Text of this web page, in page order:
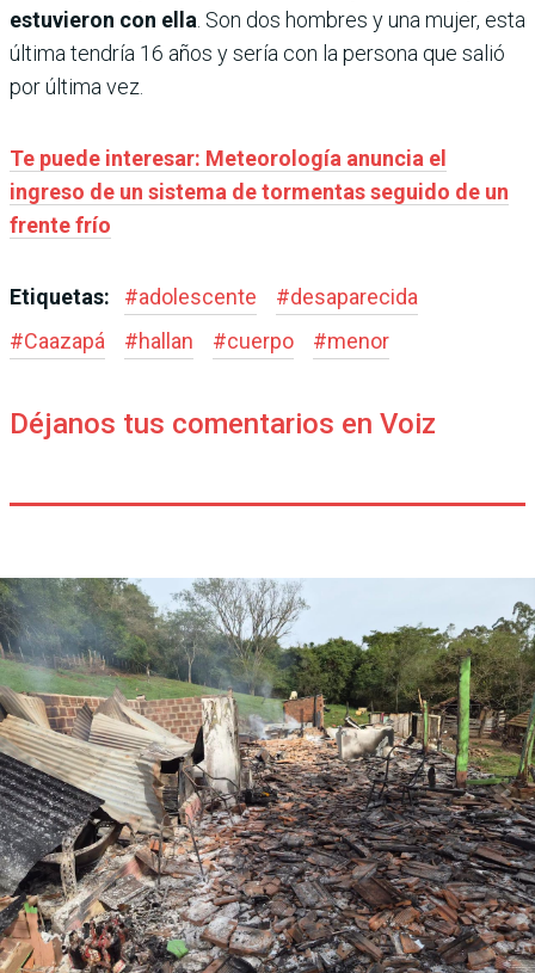
estuvieron con ella . Son dos hombres y una mujer, esta
última tendría 16 años y sería con la persona que salió
por última vez.
Te puede interesar: Meteorología anuncia el
ingreso de un sistema de tormentas seguido de un
frente frío
Etiquetas: #adolescente #desaparecida
#Caazapá #hallan #cuerpo #menor
Déjanos tus comentarios en Voiz